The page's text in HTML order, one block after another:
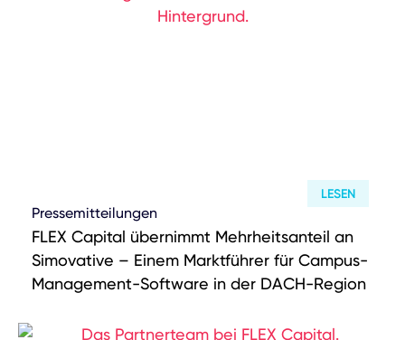
LESEN
Pressemitteilungen
FLEX Capital übernimmt Mehrheitsanteil an
Simovative – Einem Marktführer für Campus-
Management-Software in der DACH-Region